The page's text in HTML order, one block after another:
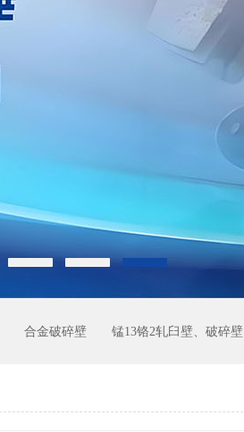
合金破碎壁 锰13铬2轧臼壁、破碎壁